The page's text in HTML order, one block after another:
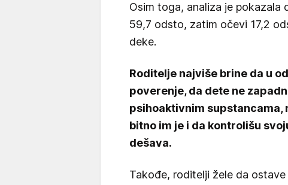
Osim toga, analiza je pokazala
59,7 odsto, zatim očevi 17,2
deke.
Roditelje najviše brine da u
poverenje, da dete ne
psihoaktivnim supstancama,
bitno im je i da kontrolišu
dešava.
Takođe, roditelji žele da